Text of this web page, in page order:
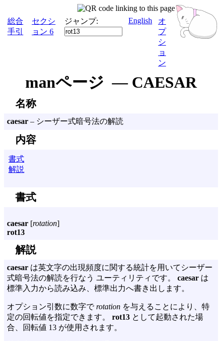
総合
手引
セクシ
ョン 6
ジャンプ: English
オ
プ
シ
ョ
ン
manページ — CAESAR
名称
caesar – シーザー式暗号法の解読
内容
書式
解説
書式
caesar [rotation]
rot13
解説
caesar は英文字の出現頻度に関する統計を用いてシーザー
式暗号法の解読を行なう ユーティリティです。 caesar は
標準入力から読み込み、標準出力へ書き出します。
オプション引数に数字でrotation を与えることにより、特
定の回転値を指定できます。 rot13 として起動された場
合、回転値 13 が使用されます。